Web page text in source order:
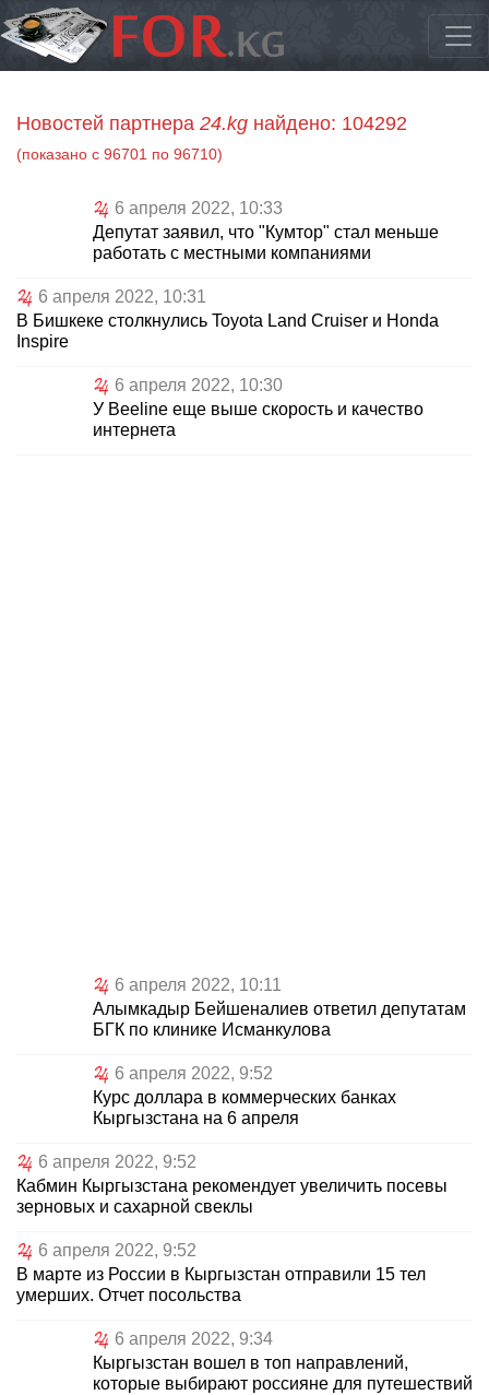
Новостей партнера 24.kg найдено: 104292
(показано с 96701 по 96710)
6 апреля 2022, 10:33
Депутат заявил, что "Кумтор" стал меньше
работать с местными компаниями
6 апреля 2022, 10:31
В Бишкеке столкнулись Toyota Land Cruiser и Honda
Inspire
6 апреля 2022, 10:30
У Beeline еще выше скорость и качество
интернета
6 апреля 2022, 10:11
Алымкадыр Бейшеналиев ответил депутатам
БГК по клинике Исманкулова
6 апреля 2022, 9:52
Курс доллара в коммерческих банках
Кыргызстана на 6 апреля
6 апреля 2022, 9:52
Кабмин Кыргызстана рекомендует увеличить посевы
зерновых и сахарной свеклы
6 апреля 2022, 9:52
В марте из России в Кыргызстан отправили 15 тел
умерших. Отчет посольства
6 апреля 2022, 9:34
Кыргызстан вошел в топ направлений,
которые выбирают россияне для путешествий